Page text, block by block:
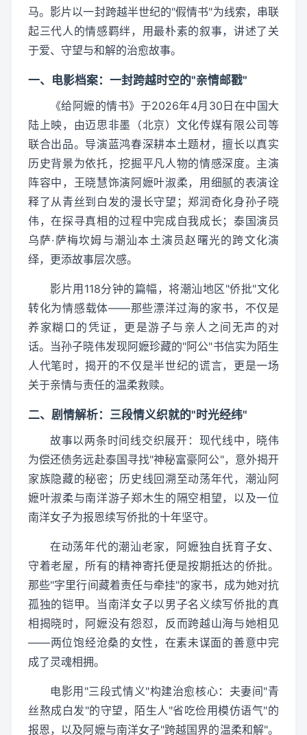
马。影片以一封跨越半世纪的"假情书"为线索，串联
起三代人的情感羁绊，用最朴素的叙事，讲述了关
于爱、守望与和解的治愈故事。
一、电影档案：一封跨越时空的"亲情邮戳"
《给阿嬷的情书》于2026年4月30日在中国大
陆上映，由迈思非墨（北京）文化传媒有限公司等
联合出品。导演蓝鸿春深耕本土题材，擅长以真实
历史背景为依托，挖掘平凡人物的情感深度。主演
阵容中，王晓慧饰演阿嬷叶淑柔，用细腻的表演诠
释了从青丝到白发的漫长守望；郑润奇化身孙子晓
伟，在探寻真相的过程中完成自我成长；泰国演员
乌萨·萨梅坎姆与潮汕本土演员赵曙光的跨文化演
绎，更添故事层次感。
影片用118分钟的篇幅，将潮汕地区"侨批"文化
转化为情感载体——那些漂洋过海的家书，不仅是
养家糊口的凭证，更是游子与亲人之间无声的对
话。当孙子晓伟发现阿嬷珍藏的"阿公"书信实为陌生
人代笔时，揭开的不仅是半世纪的谎言，更是一场
关于亲情与责任的温柔救赎。
二、剧情解析：三段情义织就的"时光经纬"
故事以两条时间线交织展开：现代线中，晓伟
为偿还债务远赴泰国寻找"神秘富豪阿公"，意外揭开
家族隐藏的秘密；历史线回溯至动荡年代，潮汕阿
嬷叶淑柔与南洋游子郑木生的隔空相望，以及一位
南洋女子为报恩续写侨批的十年坚守。
在动荡年代的潮汕老家，阿嬷独自抚育子女、
守着老屋，所有的精神寄托便是按期抵达的侨批。
那些"字里行间藏着责任与牵挂"的家书，成为她对抗
孤独的铠甲。当南洋女子以男子名义续写侨批的真
相揭晓时，阿嬷没有怨怼，反而跨越山海与她相见
——两位饱经沧桑的女性，在素未谋面的善意中完
成了灵魂相拥。
电影用"三段式情义"构建治愈核心：夫妻间"青
丝熬成白发"的守望，陌生人"省吃俭用模仿语气"的
报恩，以及阿嬷与南洋女子"跨越国界的温柔和解"。